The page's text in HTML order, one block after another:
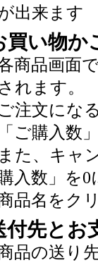
出来ます
買い物か
商品画面
されます。
注文にな
「ご購入数
また、キャ
入数」を
品名をク
付先とお
品の送り